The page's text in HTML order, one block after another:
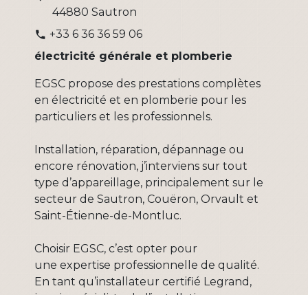
44880 Sautron
phone +33 6 36 36 59 06
électricité générale et plomberie
EGSC propose des prestations complètes
en électricité et en plomberie pour les
particuliers et les professionnels.
Installation, réparation, dépannage ou
encore rénovation, j’interviens sur tout
type d’appareillage, principalement sur le
secteur de Sautron, Couëron, Orvault et
Saint-Étienne-de-Montluc.
Choisir EGSC, c’est opter pour
une expertise professionnelle de qualité.
En tant qu’installateur certifié Legrand,